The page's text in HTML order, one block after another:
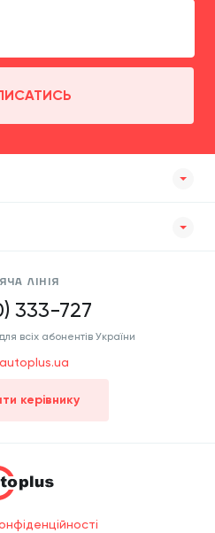
ЛІНІЯ
333-727
всіх абонентів України
керівнику